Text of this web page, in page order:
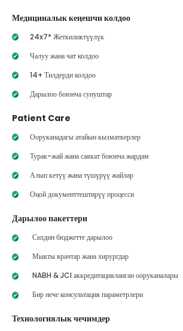
Медициналык кеңешчи колдоо
24x7* Жеткиликтүүлүк
Чалуу жана чат колдоо
14+ Тилдерди колдоо
Дарылоо боюнча сунуштар
Patient Care
Ооруканадагы атайын кызматкерлер
Турак-жай жана саякат боюнча жардам
Алып кетүү жана түшүрүү жайлар
Оңой документтештирүү процесси
Дарылоо пакеттери
Сиздин бюджетте дарылоо
Мыкты врачтар жана хирургдар
NABH & JCI аккредитацияланган ооруканалары
Бир нече консультация параметрлери
Технологиялык чечимдер